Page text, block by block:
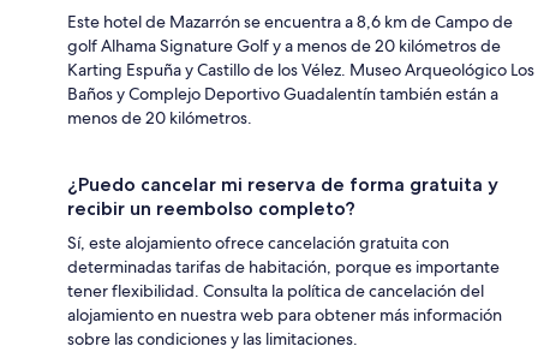
Este hotel de Mazarrón se encuentra a 8,6 km de Campo de
golf Alhama Signature Golf y a menos de 20 kilómetros de
Karting Espuña y Castillo de los Vélez. Museo Arqueológico Los
Baños y Complejo Deportivo Guadalentín también están a
menos de 20 kilómetros.
¿Puedo cancelar mi reserva de forma gratuita y
recibir un reembolso completo?
Sí, este alojamiento ofrece cancelación gratuita con
determinadas tarifas de habitación, porque es importante
tener flexibilidad. Consulta la política de cancelación del
alojamiento en nuestra web para obtener más información
sobre las condiciones y las limitaciones.